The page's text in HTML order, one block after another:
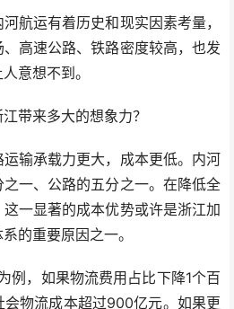
运有着历史和现实因素考量，
高速公路、铁路密度较高，也发
意想不到。
来多大的想象力？
输承载力更大，成本更低。内河
一、公路的五分之一。在降低全
一显著的成本优势或许是浙江加
的重要原因之一。
，如果物流费用占比下降1个百
会物流成本超过900亿元。如果更